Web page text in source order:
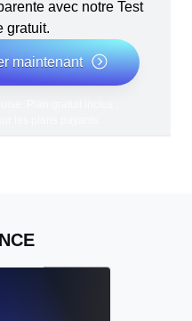
avec notre Test
gratuit.
maintenant